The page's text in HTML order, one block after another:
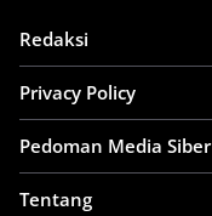
Redaksi
Privacy Policy
Pedoman Media Siber
Tentang